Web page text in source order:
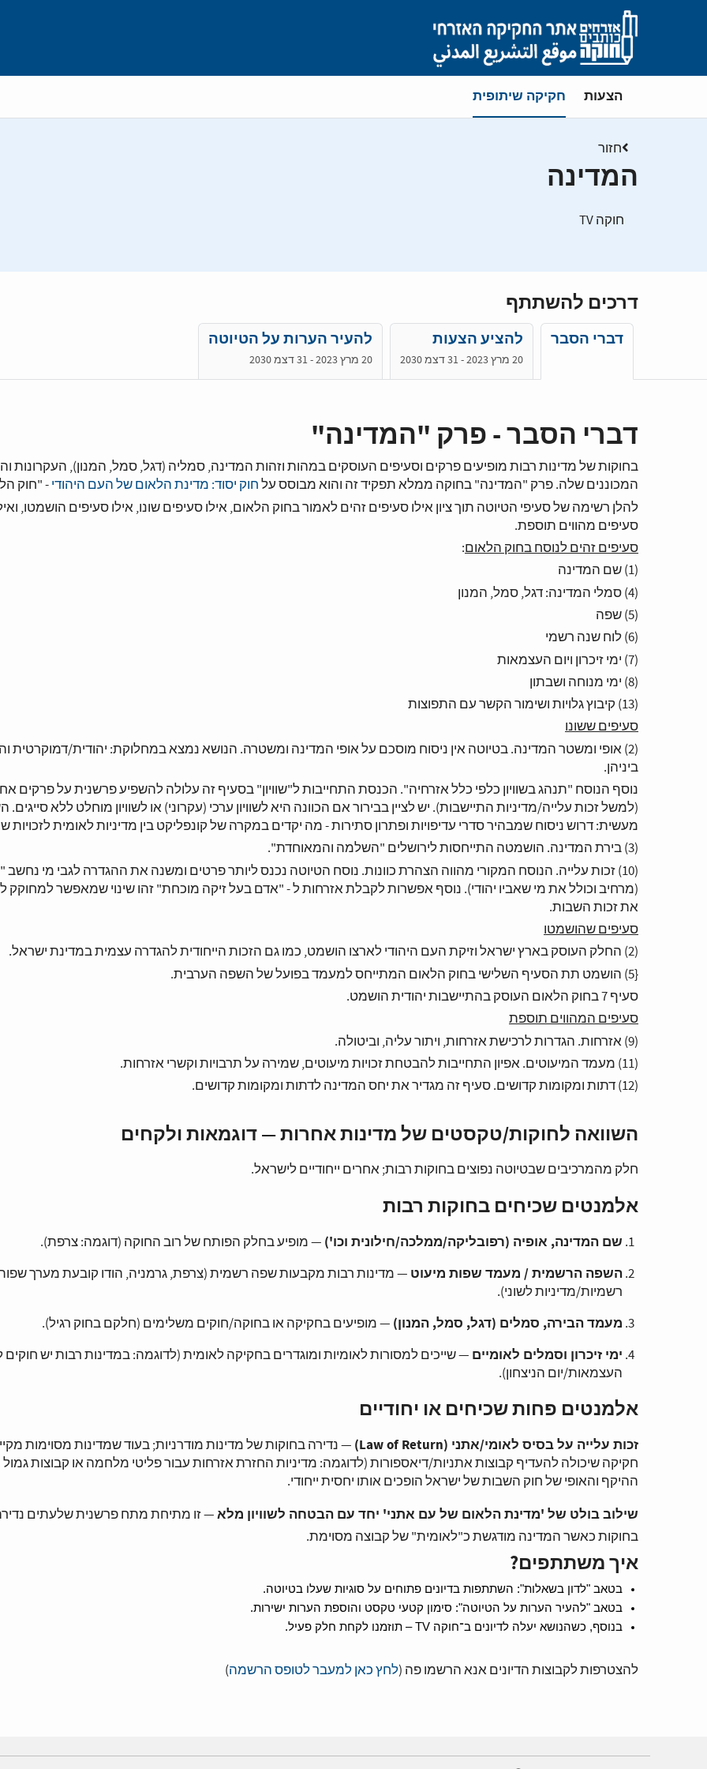
Skip to main content
הצעות חקיקה שיתופית
חזור
המדינה
חוקה TV
דרכים להשתתף
דברי הסבר להציע הצעות
20 מרץ 2023 - 31 דצמ 2030
להעיר הערות על הטיוטה
20 מרץ 2023 - 31 דצמ 2030
דברי הסבר - פרק "המדינה"
בחוקות של מדינות רבות מופיעים פרקים וסעיפים העוסקים במהות וזהות המדינה, סמליה (דגל, סמל, המנון), העקרונות
המכוננים שלה. פרק "המדינה" בחוקה ממלא תפקיד זה והוא מבוסס עלחוק יסוד: מדינת הלאום של העם היהודי- "חוק
להלן רשימה של סעיפי הטיוטה תוך ציון אילו סעיפים זהים לאמור בחוק הלאום, אילו סעיפים שונו, אילו סעיפים הושמטו,
סעיפים מהווים תוספת.
סעיפים זהים לנוסח בחוק הלאום:
(1) שם המדינה
(4) סמלי המדינה: דגל, סמל, המנון
(5) שפה
(6) לוח שנה רשמי
(7) ימי זיכרון ויום העצמאות
(8) ימי מנוחה ושבתון
(13) קיבוץ גלויות ושימור הקשר עם התפוצות
סעיפים ששונו
(2) אופי ומשטר המדינה. בטיוטה אין ניסוח מוסכם על אופי המדינה ומשטרה. הנושא נמצא במחלוקת: יהודית/דמוקרטית
ביניהן.
נוסף הנוסח "תנהג בשוויון כלפי כלל אזרחיה". הכנסת התחייבות ל"שוויון" בסעיף זה עלולה להשפיע פרשנית על פרקים
(למשל זכות עלייה/מדיניות התיישבות). יש לציין בבירור אם הכוונה היא לשוויון ערכי (עקרוני) או לשוויון מוחלט ללא
מעשית: דרוש ניסוח שמבהיר סדרי עדיפויות ופתרון סתירות - מה יקדים במקרה של קונפליקט בין מדיניות לאומית לזכויות
(3) בירת המדינה. הושמטה התייחסות לירושלים "השלמה והמאוחדת".
(10) זכות עלייה. הנוסח המקורי מהווה הצהרת כוונות. נוסח הטיוטה נכנס ליותר פרטים ומשנה את ההגדרה לגבי מי נחשב
(מרחיב וכולל את מי שאביו יהודי). נוסף אפשרות לקבלת אזרחות ל - "אדם בעל זיקה מוכחת" זהו שינוי שמאפשר למחוקק
את זכות השבות.
סעיפים שהושמטו
(2) החלק העוסק בארץ ישראל וזיקת העם היהודי לארצו הושמט, כמו גם הזכות הייחודית להגדרה עצמית במדינת ישראל.
{5) הושמט תת הסעיף השלישי בחוק הלאום המתייחס למעמד בפועל של השפה הערבית.
סעיף 7 בחוק הלאום העוסק בהתיישבות יהודית הושמט.
סעיפים המהווים תוספת
(9) אזרחות. הגדרות לרכישת אזרחות, ויתור עליה, וביטולה.
(11) מעמד המיעוטים. אפיון התחייבות להבטחת זכויות מיעוטים, שמירה על תרבויות וקשרי אזרחות.
(12) דתות ומקומות קדושים. סעיף זה מגדיר את יחס המדינה לדתות ומקומות קדושים.
השוואה לחוקות/טקסטים של מדינות אחרות — דוגמאות ולקחים
חלק מהמרכיבים שבטיוטה נפוצים בחוקות רבות; אחרים ייחודיים לישראל.
אלמנטים שכיחים בחוקות רבות
שם המדינה, אופיה (רפובליקה/ממלכה/חילונית וכו') — מופיע בחלק הפותח של רוב החוקה (דוגמה: צרפת).
השפה הרשמית / מעמד שפות מיעוט — מדינות רבות מקבעות שפה רשמית (צרפת, גרמניה, הודו קובעת מערך
רשמיות/מדיניות לשוני).
מעמד הבירה, סמלים (דגל, סמל, המנון) — מופיעים בחקיקה או בחוקה/חוקים משלימים (חלקם בחוק רגיל).
ימי זיכרון וסמלים לאומיים — שייכים למסורות לאומיות ומוגדרים בחקיקה לאומית (לדוגמה: במדינות רבות יש חוקים
העצמאות/יום הניצחון).
אלמנטים פחות שכיחים או יחודיים
זכות עלייה על בסיס לאומי/אתני (Law of Return)
— נדירה בחוקות של מדינות מודרניות; בעוד שמדינות מסוימות
חקיקה שיכולה להעדיף קבוצות אתניות/דיאספורות (לדוגמה: מדיניות החזרת אזרחות עבור פליטי מלחמה או קבוצות
ההיקף והאופי של חוק השבות של ישראל הופכים אותו יחסית ייחודי.
שילוב בולט של 'מדינת הלאום של עם אתני' יחד עם הבטחה לשוויון מלא— זו מתיחת מתח פרשנית שלעתים
בחוקות כאשר המדינה מודגשת כ"לאומית" של קבוצה מסוימת.
איך משתתפים?
בטאב "לדון בשאלות": השתתפות בדיונים פתוחים על סוגיות שעלו בטיוטה.
בטאב "להעיר הערות על הטיוטה": סימון קטעי טקסט והוספת הערות ישירות.
בנוסף, כשהנושא יעלה לדיונים ב־חוקה TV – תוזמנו לקחת חלק פעיל.
להצטרפות לקבוצות הדיונים אנא הרשמו פה (לחץ כאן למעבר לטופס הרשמה)